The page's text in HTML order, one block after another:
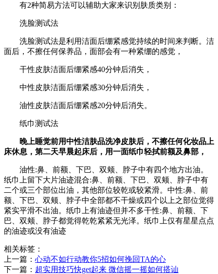
有2种简易方法可以辅助大家来识别肤质类别：
洗脸测试法
洗脸测试法是利用洁面后绷紧感觉持续的时间来判断。洁
面后，不擦任何保养品，面部会有一种紧绷的感觉，
干性皮肤洁面后绷紧感40分钟后消失，
中性皮肤洁面后绷紧感30分钟后消失，
油性皮肤洁面后绷紧感20分钟后消失。
纸巾测试法
晚上睡觉前用中性洁肤品洗净皮肤后，不擦任何化妆品上
床休息，第二天早晨起床后，用一面纸巾轻拭前额及鼻部，
油性:鼻、前额、下巴、双颊、脖子中有四个地方出油。
纸巾上留下大片油迹混合:鼻、前额、下巴、双颊、脖子中有
二个或三个部位出油，其他部位较乾或较紧滑。中性:鼻、前
额、下巴、双颊、脖子中全部都不干燥或四个以上之部位觉得
紧实平滑不出油。纸巾上有油迹但并不多干性:鼻、前额、下
巴、双颊、脖子都觉得乾乾紧紧无光泽。纸巾上仅有星星点点
的油迹或没有油迹
相关标签：
上一篇： ​心动不如行动教你5招如何挽回TA的心
下一篇： ​超实用技巧快get起来 微信摇一摇如何搭讪